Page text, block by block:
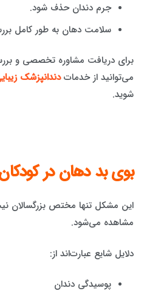
جرم دندان حذف شود.
سلامت دهان به طور کامل
برای دریافت مشاوره تخصصی و
می‌توانید از خدماتدندانپزشک
شوید.
بوی بد دهان در
این مشکل تنها مختص بزرگسالان
مشاهده می‌شود.
دلایل شایع عبارت‌اند از:
پوسیدگی دندان